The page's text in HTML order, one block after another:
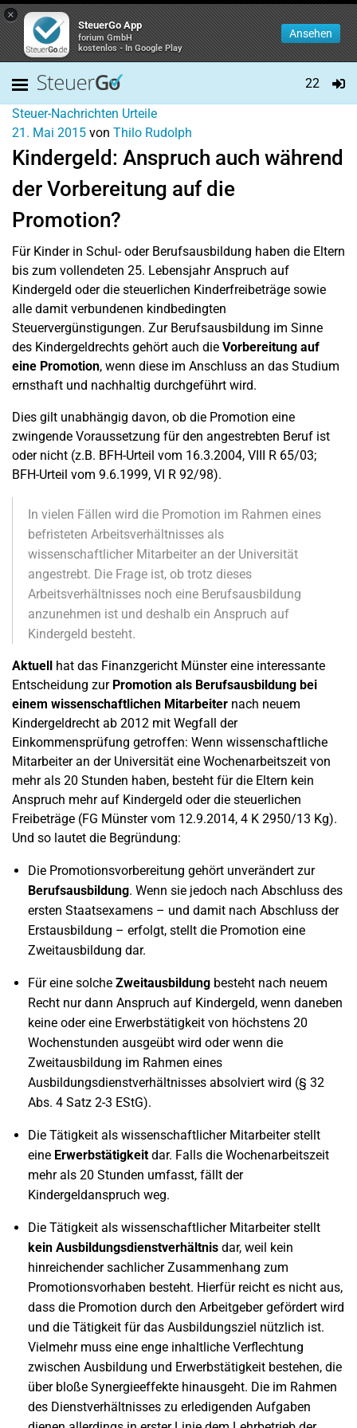
×
SteuerGo App
forium GmbH
kostenlos - In Google Play
Ansehen
22
Steuer-Nachrichten Urteile
21. Mai 2015 von Thilo Rudolph
Kindergeld: Anspruch auch während
der Vorbereitung auf die
Promotion?
Für Kinder in Schul- oder Berufsausbildung haben die Eltern
bis zum vollendeten 25. Lebensjahr Anspruch auf
Kindergeld oder die steuerlichen Kinderfreibeträge sowie
alle damit verbundenen kindbedingten
Steuervergünstigungen. Zur Berufsausbildung im Sinne
des Kindergeldrechts gehört auch die Vorbereitung auf
eine Promotion, wenn diese im Anschluss an das Studium
ernsthaft und nachhaltig durchgeführt wird.
Dies gilt unabhängig davon, ob die Promotion eine
zwingende Voraussetzung für den angestrebten Beruf ist
oder nicht (z.B. BFH-Urteil vom 16.3.2004, VIII R 65/03;
BFH-Urteil vom 9.6.1999, VI R 92/98).
In vielen Fällen wird die Promotion im Rahmen eines
befristeten Arbeitsverhältnisses als
wissenschaftlicher Mitarbeiter an der Universität
angestrebt. Die Frage ist, ob trotz dieses
Arbeitsverhältnisses noch eine Berufsausbildung
anzunehmen ist und deshalb ein Anspruch auf
Kindergeld besteht.
Aktuell hat das Finanzgericht Münster eine interessante
Entscheidung zur Promotion als Berufsausbildung bei
einem wissenschaftlichen Mitarbeiter nach neuem
Kindergeldrecht ab 2012 mit Wegfall der
Einkommensprüfung getroffen: Wenn wissenschaftliche
Mitarbeiter an der Universität eine Wochenarbeitszeit von
mehr als 20 Stunden haben, besteht für die Eltern kein
Anspruch mehr auf Kindergeld oder die steuerlichen
Freibeträge (FG Münster vom 12.9.2014, 4 K 2950/13 Kg).
Und so lautet die Begründung:
Die Promotionsvorbereitung gehört unverändert zur
Berufsausbildung. Wenn sie jedoch nach Abschluss des
ersten Staatsexamens – und damit nach Abschluss der
Erstausbildung – erfolgt, stellt die Promotion eine
Zweitausbildung dar.
Für eine solche Zweitausbildung besteht nach neuem
Recht nur dann Anspruch auf Kindergeld, wenn daneben
keine oder eine Erwerbstätigkeit von höchstens 20
Wochenstunden ausgeübt wird oder wenn die
Zweitausbildung im Rahmen eines
Ausbildungsdienstverhältnisses absolviert wird (§ 32
Abs. 4 Satz 2-3 EStG).
Die Tätigkeit als wissenschaftlicher Mitarbeiter stellt
eine Erwerbstätigkeitdar. Falls die Wochenarbeitszeit
mehr als 20 Stunden umfasst, fällt der
Kindergeldanspruch weg.
Die Tätigkeit als wissenschaftlicher Mitarbeiter stellt
kein Ausbildungsdienstverhältnis dar, weil kein
hinreichender sachlicher Zusammenhang zum
Promotionsvorhaben besteht. Hierfür reicht es nicht aus,
dass die Promotion durch den Arbeitgeber gefördert wird
und die Tätigkeit für das Ausbildungsziel nützlich ist.
Vielmehr muss eine enge inhaltliche Verflechtung
zwischen Ausbildung und Erwerbstätigkeit bestehen, die
über bloße Synergieeffekte hinausgeht. Die im Rahmen
des Dienstverhältnisses zu erledigenden Aufgaben